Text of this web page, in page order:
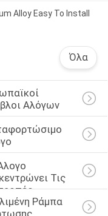
Alloy Easy To Install
Όλα
Αλόγων
Τις
Ράμπα